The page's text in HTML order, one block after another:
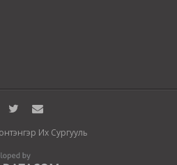
Их Сургууль